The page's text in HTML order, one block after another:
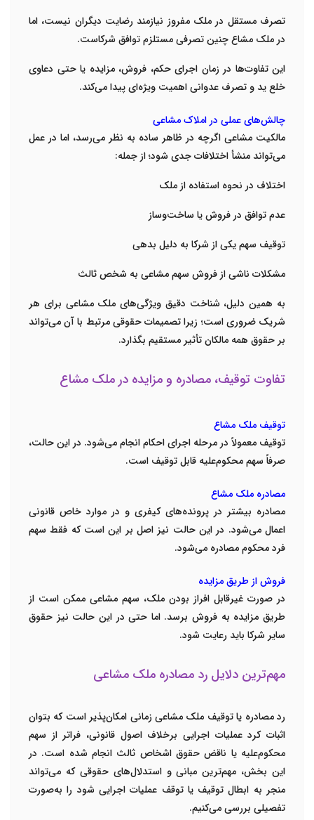
تصرف مستقل در ملک مفروز نیازمند رضایت دیگران نیست، اما
در ملک مشاع چنین تصرفی مستلزم توافق شرکاست.
این تفاوت‌ها در زمان اجرای حکم، فروش، مزایده یا حتی دعاوی
خلع ید و تصرف عدوانی اهمیت ویژه‌ای پیدا می‌کند.
چالش‌های عملی در املاک مشاعی
مالکیت مشاعی اگرچه در ظاهر ساده به نظر می‌رسد، اما در عمل
می‌تواند منشأ اختلافات جدی شود؛ از جمله:
اختلاف در نحوه استفاده از ملک
عدم توافق در فروش یا ساخت‌وساز
توقیف سهم یکی از شرکا به دلیل بدهی
مشکلات ناشی از فروش سهم مشاعی به شخص ثالث
به همین دلیل، شناخت دقیق ویژگی‌های ملک مشاعی برای هر
شریک ضروری است؛ زیرا تصمیمات حقوقی مرتبط با آن می‌تواند
بر حقوق همه مالکان تأثیر مستقیم بگذارد.
تفاوت توقیف، مصادره و مزایده در ملک مشاع
توقیف ملک مشاع
توقیف معمولاً در مرحله اجرای احکام انجام می‌شود. در این حالت،
صرفاً سهم محکوم‌علیه قابل توقیف است.
مصادره ملک مشاع
مصادره بیشتر در پرونده‌های کیفری و در موارد خاص قانونی
اعمال می‌شود. در این حالت نیز اصل بر این است که فقط سهم
فرد محکوم مصادره می‌شود.
فروش از طریق مزایده
در صورت غیرقابل افراز بودن ملک، سهم مشاعی ممکن است از
طریق مزایده به فروش برسد. اما حتی در این حالت نیز حقوق
سایر شرکا باید رعایت شود.
مهم‌ترین دلایل رد مصادره ملک مشاعی
رد مصادره یا توقیف ملک مشاعی زمانی امکان‌پذیر است که بتوان
اثبات کرد عملیات اجرایی برخلاف اصول قانونی، فراتر از سهم
محکوم‌علیه یا ناقض حقوق اشخاص ثالث انجام شده است. در
این بخش، مهم‌ترین مبانی و استدلال‌های حقوقی که می‌تواند
منجر به ابطال توقیف یا توقف عملیات اجرایی شود را به‌صورت
تفصیلی بررسی می‌کنیم.